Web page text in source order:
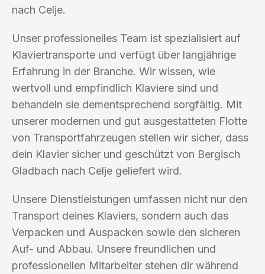
nach Celje.
Unser professionelles Team ist spezialisiert auf
Klaviertransporte und verfügt über langjährige
Erfahrung in der Branche. Wir wissen, wie
wertvoll und empfindlich Klaviere sind und
behandeln sie dementsprechend sorgfältig. Mit
unserer modernen und gut ausgestatteten Flotte
von Transportfahrzeugen stellen wir sicher, dass
dein Klavier sicher und geschützt von Bergisch
Gladbach nach Celje geliefert wird.
Unsere Dienstleistungen umfassen nicht nur den
Transport deines Klaviers, sondern auch das
Verpacken und Auspacken sowie den sicheren
Auf- und Abbau. Unsere freundlichen und
professionellen Mitarbeiter stehen dir während